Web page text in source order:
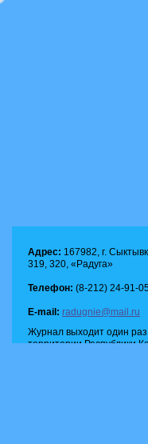
Адрес: 167982, г.
319, 320, «Радуга»
Телефон: (8-212) 24-91-
E-mail: radugnie@mail.ru
Журнал выходит один
территории Республики